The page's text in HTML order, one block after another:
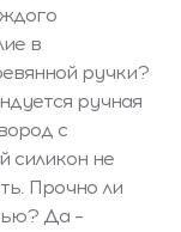
в
ручки?
ручная
с
силикон не
Прочно ли
Да –